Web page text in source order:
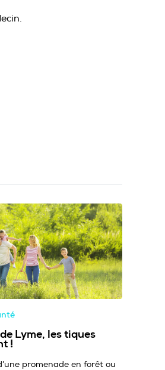
Lyme, les tiques
!
promenade en forêt ou